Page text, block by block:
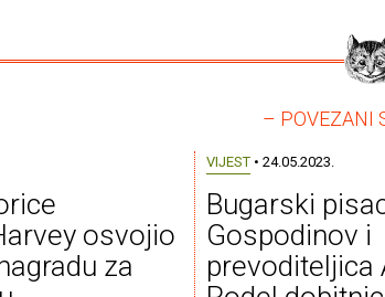
– POVEZANI
osvojio
za
VIJEST• 24.05.2023.
Bugarski
Gospodinov i
prevoditeljica